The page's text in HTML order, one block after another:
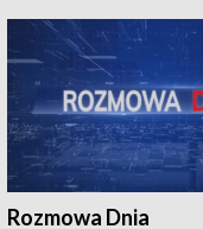
Rozmowa Dnia